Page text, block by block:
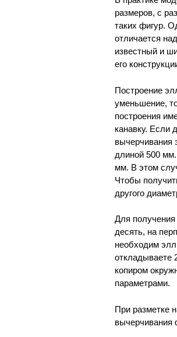
размеров, с
таких фигур.
отличается
известный и
его
Построение
уменьшение,
построения
канавку. Если
вычерчивания
длиной 500
мм. В этом
Чтобы
другого
Для
десять, на
необходим
откладываете
копиром
параметрами.
При разметке
вычерчивания